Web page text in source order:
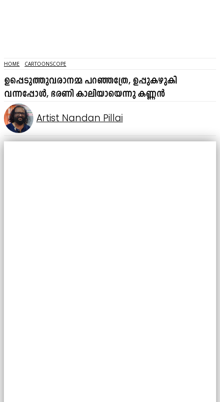
HOME CARTOONSCOPE
ഉപ്പെടുത്തുവരാനമ്മ പറഞ്ഞത്രേ, ഉപ്പുകഴുകി
വന്നപ്പോൾ, ഭരണി കാലിയായെന്നു കണ്ണൻ
Artist Nandan Pillai